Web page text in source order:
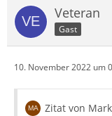
Veteran
Gast
10. November 2022 um
Zitat von